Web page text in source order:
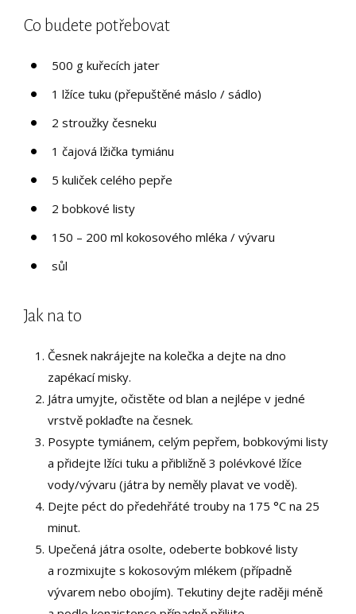
Co budete potřebovat
500 g kuřecích jater
1 lžíce tuku (přepuštěné máslo / sádlo)
2 stroužky česneku
1 čajová lžička tymiánu
5 kuliček celého pepře
2 bobkové listy
150 – 200 ml kokosového mléka / vývaru
sůl
Jak na to
Česnek nakrájejte na kolečka a dejte na dno
zapékací misky.
Játra umyjte, očistěte od blan a nejlépe v jedné
vrstvě poklaďte na česnek.
Posypte tymiánem, celým pepřem, bobkovými listy
a přidejte lžíci tuku a přibližně 3 polévkové lžíce
vody/vývaru (játra by neměly plavat ve vodě).
Dejte péct do předehřáté trouby na 175 °C na 25
minut.
Upečená játra osolte, odeberte bobkové listy
a rozmixujte s kokosovým mlékem (případně
vývarem nebo obojím). Tekutiny dejte raději méně